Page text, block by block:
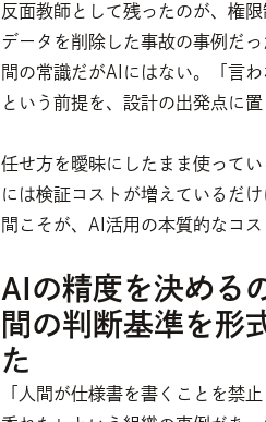
反面教師として残ったのが、権
データを削除した事故の事例だ
間の常識だがAIにはない。「言
という前提を、設計の出発点に置
任せ方を曖昧にしたまま使って
には検証コストが増えているだ
間こそが、AI活用の本質的なコス
AIの精度を決める
間の判断基準を形
た
「人間が仕様書を書くことを禁